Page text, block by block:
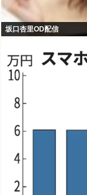
坂口杏里OD配信